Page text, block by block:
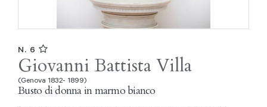
N. 6
Giovanni Battista Villa
(Genova 1832- 1899)
Busto di donna in marmo bianco